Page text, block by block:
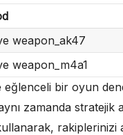
weapon_ak47
weapon_m4a1
eğlenceli bir oyun
zamanda stratejik
rakiplerinizi